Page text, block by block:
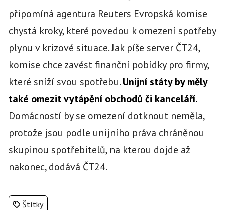
připomíná agentura Reuters Evropská komise
chystá kroky, které povedou k omezení spotřeby
plynu v krizové situace. Jak píše server ČT24,
komise chce zavést finanční pobídky pro firmy,
které sníží svou spotřebu.Unijní státy by měly
také omezit vytápění obchodů či kanceláří.
Domácností by se omezení dotknout neměla,
protože jsou podle unijního práva chráněnou
skupinou spotřebitelů, na kterou dojde až
nakonec, dodává ČT24.
Štítky